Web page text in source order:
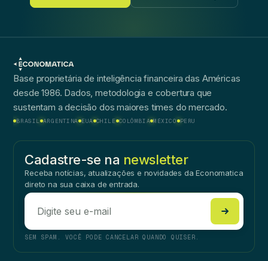
Base proprietária de inteligência financeira das Américas
desde 1986. Dados, metodologia e cobertura que
sustentam a decisão dos maiores times do mercado.
BRASIL ARGENTINA EUA CHILE COLÔMBIA MÉXICO PERU
Cadastre-se na newsletter
Receba notícias, atualizações e novidades da Economatica
direto na sua caixa de entrada.
SEM SPAM. VOCÊ PODE CANCELAR QUANDO QUISER.